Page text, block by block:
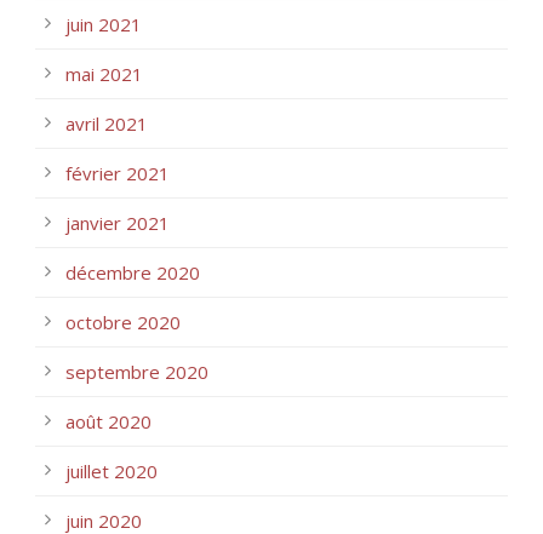
juin 2021
mai 2021
avril 2021
février 2021
janvier 2021
décembre 2020
octobre 2020
septembre 2020
août 2020
juillet 2020
juin 2020